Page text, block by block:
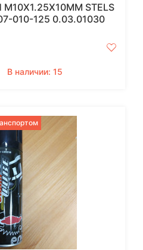
STELS
010-125 0.03.01030
В наличии: 15